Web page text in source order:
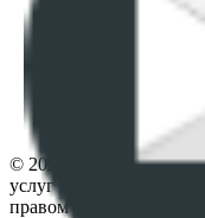
ПОЛОЖЕНИЕ О
Настройки
© 2026
услуг
правом